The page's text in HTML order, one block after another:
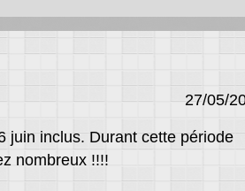
27/05/
juin inclus. Durant cette période
nombreux !!!!